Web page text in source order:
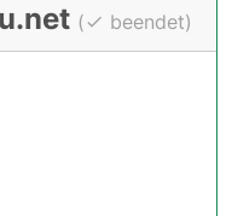
( beendet)